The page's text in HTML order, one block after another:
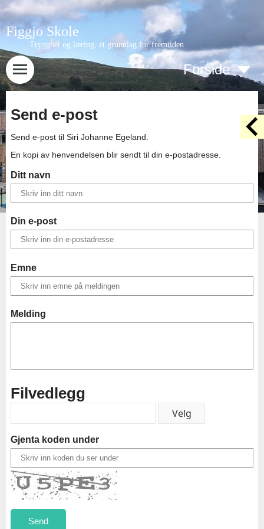
Figgjo Skole
Trygghet og læring, et grunnlag for fremtiden
Forside
Send e-post
Send e-post til Siri Johanne Egeland.
En kopi av henvendelsen blir sendt til din e-postadresse.
Ditt navn
Din e-post
Emne
Melding
Filvedlegg
Gjenta koden under